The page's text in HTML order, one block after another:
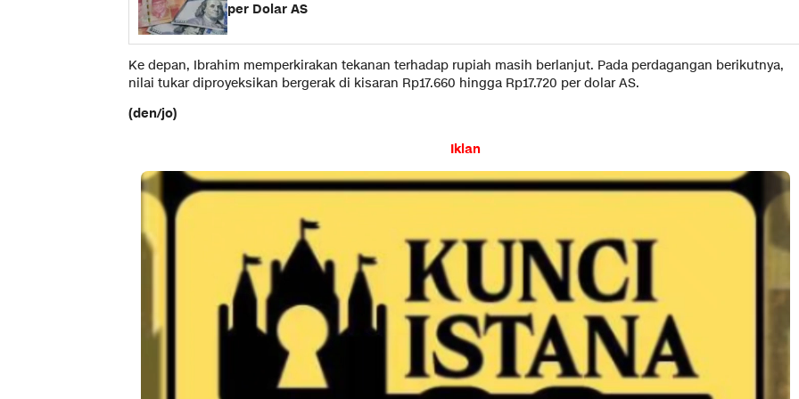
per Dolar AS
Ke depan, Ibrahim memperkirakan tekanan terhadap rupiah masih berlanjut. Pada perdagangan berikutnya,
nilai tukar diproyeksikan bergerak di kisaran Rp17.660 hingga Rp17.720 per dolar AS.
(den/jo)
Iklan